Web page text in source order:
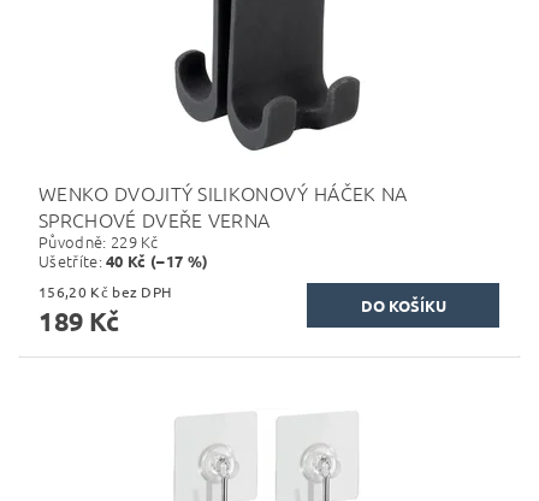
WENKO DVOJITÝ SILIKONOVÝ HÁČEK NA
SPRCHOVÉ DVEŘE VERNA
Původně: 229 Kč
Ušetříte:40 Kč (–17 %)
156,20 Kč bez DPH
189 Kč